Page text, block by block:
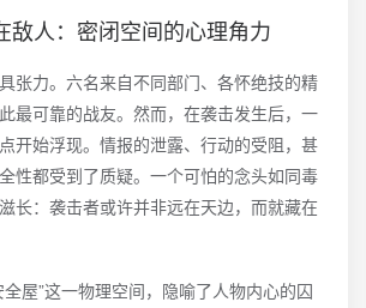
敌人：密闭空间的心理角力
张力。六名来自不同部门、各怀绝技的精
最可靠的战友。然而，在袭击发生后，一
开始浮现。情报的泄露、行动的受阻，甚
性都受到了质疑。一个可怕的念头如同毒
长：袭击者或许并非远在天边，而就藏在
屋”这一物理空间，隐喻了人物内心的囚